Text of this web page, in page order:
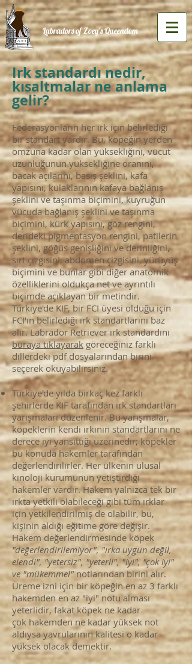
Labradors of Zoey's Queendom
Irk standardı nedir,
kısaltmalar ne anlama
gelir?
Federasyonların her ırk için belirlediği
bir standart vardır. Bu, köpeğin yerden
omzuna kadar olan yüksekliğini, vücut
uzunluğunun yüksekliğine oranını,
bacak açılarını, basış şeklini, kafa
yapısını, kulaklarının kafaya bağlanış
şeklini ve taşınma biçimini, kuyruğun
vücuda bağlanış şeklini ve taşınma
biçimini, kürk yapısını, göz rengini,
derideki pigmentasyon rengini, patilerin
şeklini, göğüs genişliğini ve derinliğini,
sırt çızgisini, abdomen çizgisini, yürüyüş
biçimini ve bunlar gibi diğer anatomik
özelliklerini oldukça net ve ayrıntılı
biçimde açıklayan bir metindir.
Türkiye'de KIF, bir FCI üyesi olduğu için
FCI'ın belirlediği ırk standartlarını baz
alır. Labrador Retriever ırk standardını
buraya tıklayarak göreceğiniz farklı
dillerdeki pdf dosyalarından birini
seçerek okuyabilirsiniz.
Türkiye'de yılda birkaç kez farklı
şehirlerde KIF tarafından ırk standartları
yarışmaları düzenlenir. Bu yarışmalar,
köpeklerin kendi ırkının standartlarını ne
derece iyi yansıttığı üzerinedir; köpekler
bu konuda hakemler tarafından
değerlendirilirler.Her ülkenin ulusal
kinoloji kurumunun yetiştirdiği
hakemler vardır. Hakem yalnızca tek bir
ırkta yetkili olabileceği gibi tüm ırklar
için yetkilendirilmiş de olabilir, bu,
kişinin aldığı eğitime göre değişir.
Hakem değerlendirmesinde köpek
"değerlendirilemiyor", "ırka uygun değil,
elendi", "yetersiz", "yeterli", "iyi", "çok iyi"
ve "mükemmel"notlarından birini alır.
Üreme izni için bir köpeğin en az 3 farklı
hakemden en az "iyi" notu alması
yeterlidir, fakat köpek ne kadar
çok hakemden ne kadar yüksek not
aldıysa yavrularının kalitesi o kadar
yüksek olacak demektir.